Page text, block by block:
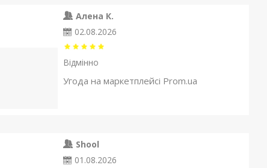
Алена К.
02.08.2026
Відмінно
Угода на маркетплейсі Prom.ua
Shool
01.08.2026